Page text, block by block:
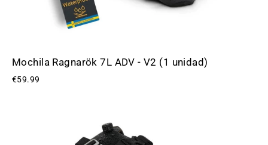
Mochila Ragnarök 7L ADV - V2 (1 unidad)
€59.99